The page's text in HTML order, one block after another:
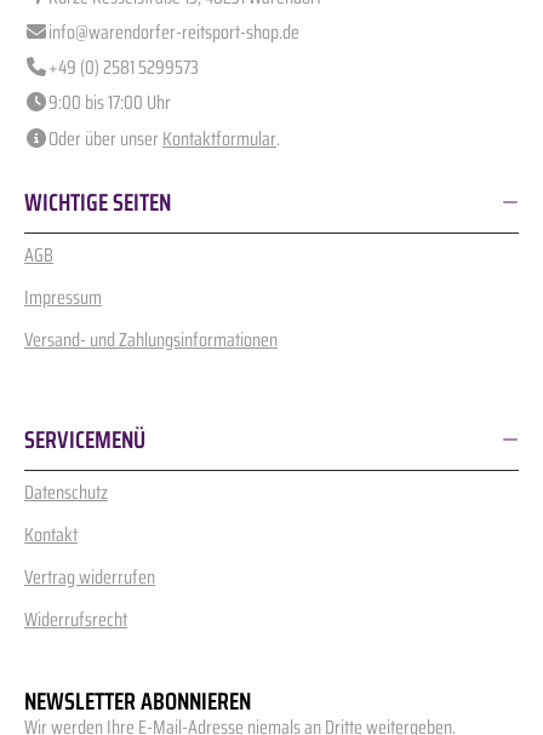
info@warendorfer-reitsport-shop.de
+49 (0) 2581 5299573
9:00 bis 17:00 Uhr
Oder über unserKontaktformular.
WICHTIGE SEITEN
AGB
Impressum
Versand- und Zahlungsinformationen
SERVICEMENÜ
Datenschutz
Kontakt
Vertrag widerrufen
Widerrufsrecht
NEWSLETTER ABONNIEREN
Wir werden Ihre E-Mail-Adresse niemals an Dritte weitergeben.